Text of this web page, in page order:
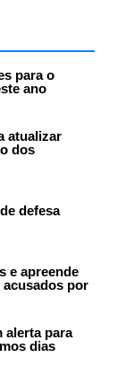
para o
ano
atualizar
dos
defesa
e apreende
acusados por
alerta para
dias